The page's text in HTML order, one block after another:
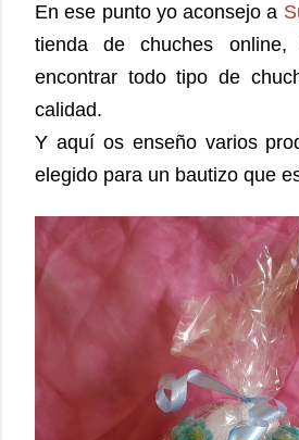
En ese punto yo aconsejo a
tienda de chuches online,
encontrar todo tipo de
calidad.
Y aquí os enseño varios
elegido para un bautizo que